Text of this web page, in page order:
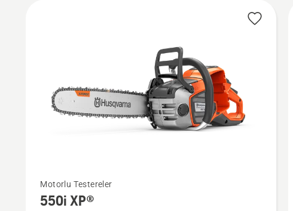
550i
XP®
Motorlu Testereler
550i XP®